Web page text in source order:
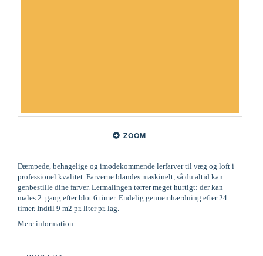
ZOOM
Dæmpede, behagelige og imødekommende lerfarver til væg og loft i
professionel kvalitet. Farverne blandes maskinelt, så du altid kan
genbestille dine farver. Lermalingen tørrer meget hurtigt: der kan
males 2. gang efter blot 6 timer. Endelig gennemhærdning efter 24
timer. Indtil 9 m2 pr. liter pr. lag.
Mere information